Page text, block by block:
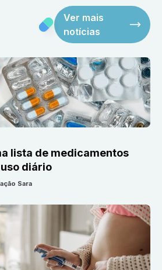
Ver mais
notícias
lista de medicamentos
diário
Sara